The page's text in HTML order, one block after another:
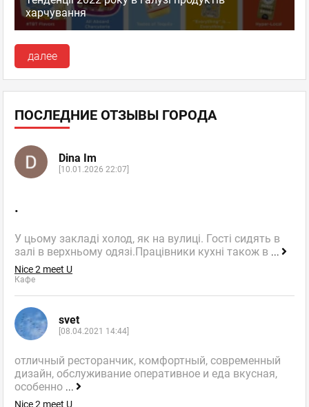
харчування
далее
ПОСЛЕДНИЕ ОТЗЫВЫ ГОРОДА
Dina Im
[10.01.2026 22:07]
.
У цьому закладі холод, як на вулиці. Гості сидять в
залі в верхньому одязі.Працівники кухні також в ...
Nice 2 meet U
Кафе
svet
[08.04.2021 14:44]
отличный ресторанчик, комфортный, современный
дизайн, обслуживание оперативное и еда вкусная,
особенно ...
Nice 2 meet U